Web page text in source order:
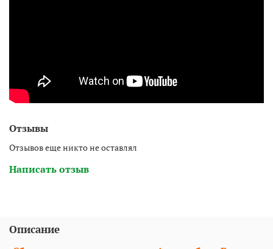
Отзывы
Отзывов еще никто не оставлял
Написать отзыв
Описание